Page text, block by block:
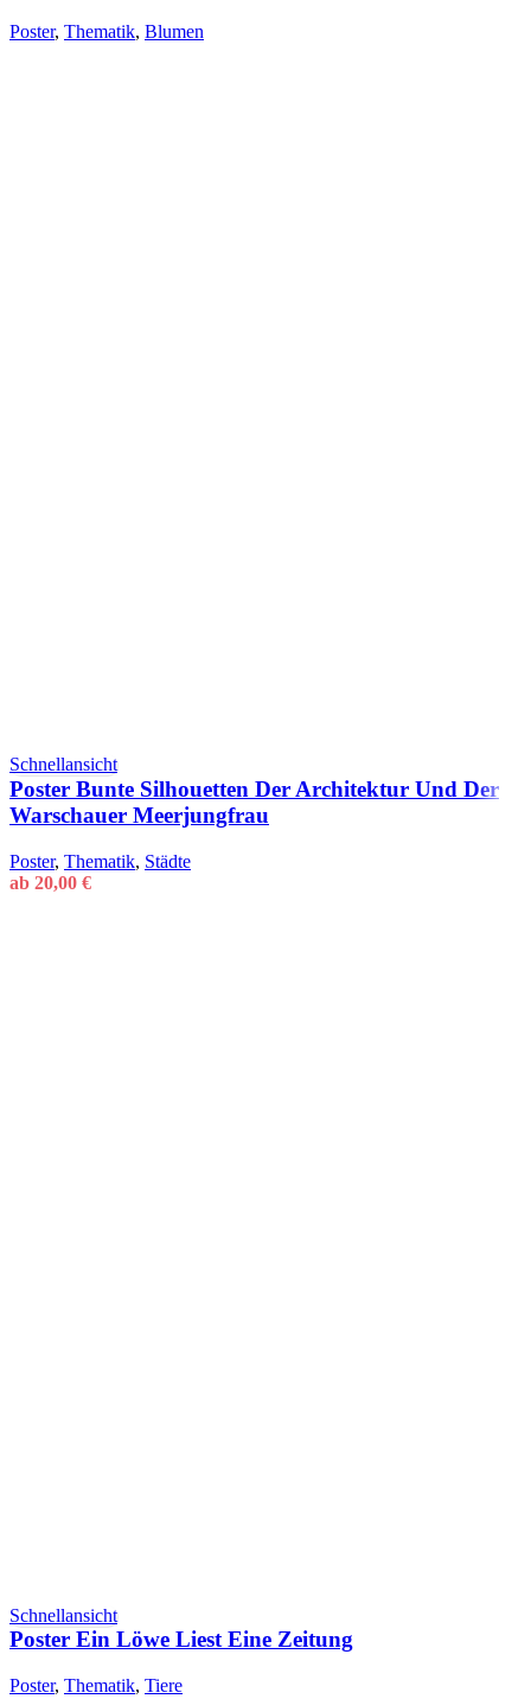
Poster, Thematik, Blumen
Schnellansicht
Poster Bunte Silhouetten Der Architektur Und Der
Warschauer Meerjungfrau
Poster, Thematik, Städte
ab 20,00 €
Schnellansicht
Poster Ein Löwe Liest Eine Zeitung
Poster, Thematik, Tiere